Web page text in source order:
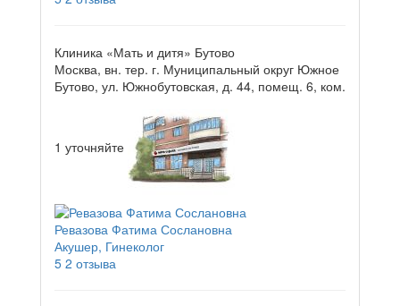
Клиника «Мать и дитя» Бутово
Москва, вн. тер. г. Муниципальный округ Южное
Бутово, ул. Южнобутовская, д. 44, помещ. 6, ком.
1 уточняйте
Ревазова Фатима Сослановна
Акушер, Гинеколог
5 2 отзыва